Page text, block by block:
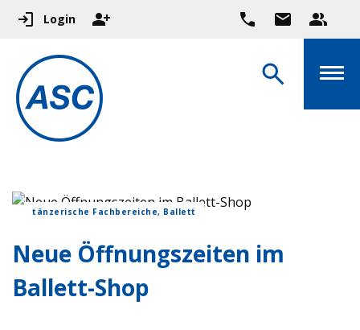
Login
tänzerische Fachbereiche, Ballett
Neue Öffnungszeiten im
Ballett-Shop